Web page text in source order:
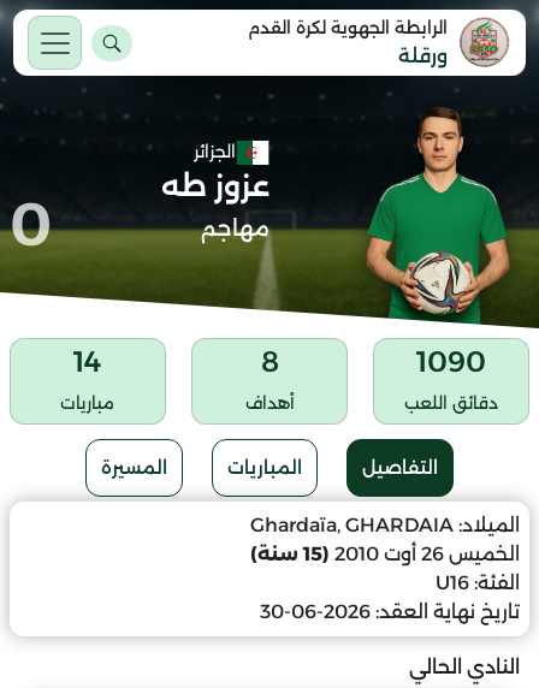
الرابطة الجهوية لكرة القدم
ورقلة
الجزائر
عزوز طه
مهاجم 0
1090
دقائق اللعب
8
أهداف
14
مباريات
التفاصيل المباريات المسيرة
الميلاد: Ghardaïa, GHARDAIA
الخميس 26 أوت 2010
(15 سنة)
الفئة: U16
تاريخ نهاية العقد: 2026-06-30
النادي الحالي